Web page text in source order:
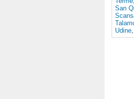
San
Udine,